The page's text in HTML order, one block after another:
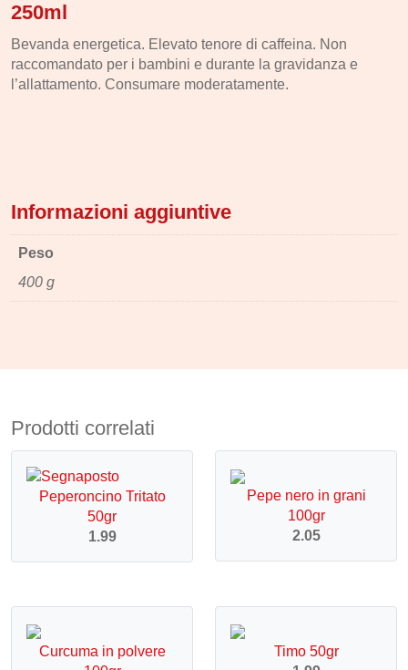
250ml
Bevanda energetica. Elevato tenore di caffeina. Non
raccomandato per i bambini e durante la gravidanza e
l’allattamento. Consumare moderatamente.
Informazioni aggiuntive
Peso
400 g
Prodotti correlati
Peperoncino Tritato
50gr
1.99
Pepe nero in grani
100gr
2.05
Curcuma in polvere
Timo 50gr